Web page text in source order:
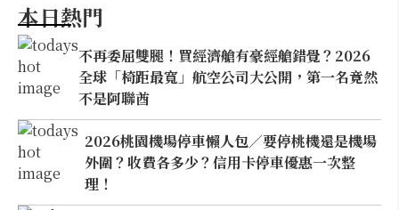
本日熱門
不再委屈雙腿！買經濟艙有豪經艙錯覺？2026
全球「椅距最寬」航空公司大公開，第一名竟然
不是阿聯酋
2026桃園機場停車懶人包／要停桃機還是機場
外圍？收費各多少？信用卡停車優惠一次整
理！